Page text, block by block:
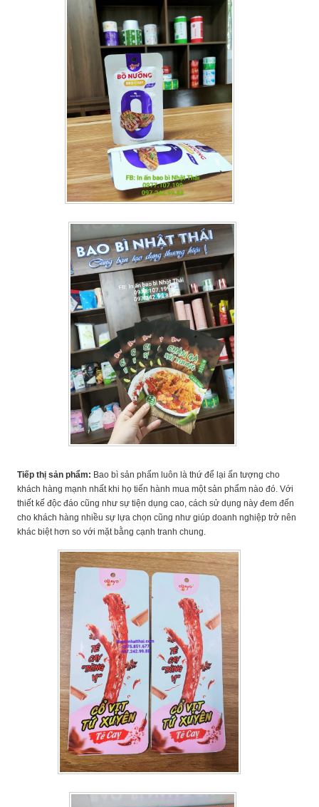
Tiếp thị sản phẩm: Bao bì sản phẩm luôn là thứ để lại ấn tượng cho
khách hàng mạnh nhất khi họ tiến hành mua một sản phẩm nào đó. Với
thiết kế độc đáo cũng như sự tiện dụng cao, cách sử dụng này đem đến
cho khách hàng nhiều sự lựa chọn cũng như giúp doanh nghiệp trở nên
khác biệt hơn so với mặt bằng cạnh tranh chung.